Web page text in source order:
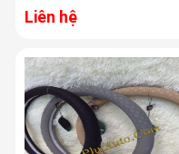
Liên hệ